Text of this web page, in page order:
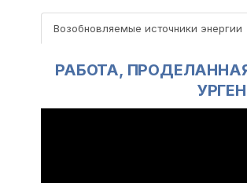
Возобновляемые источники энергии
РАБОТА,